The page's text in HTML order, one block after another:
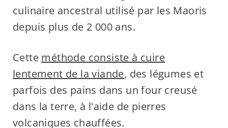
culinaire ancestral utilisé par les Maoris
depuis plus de 2 000 ans.
Cette méthode consiste à cuire
lentement de la viande, des légumes et
parfois des pains dans un four creusé
dans la terre, à l'aide de pierres
volcaniques chauffées.